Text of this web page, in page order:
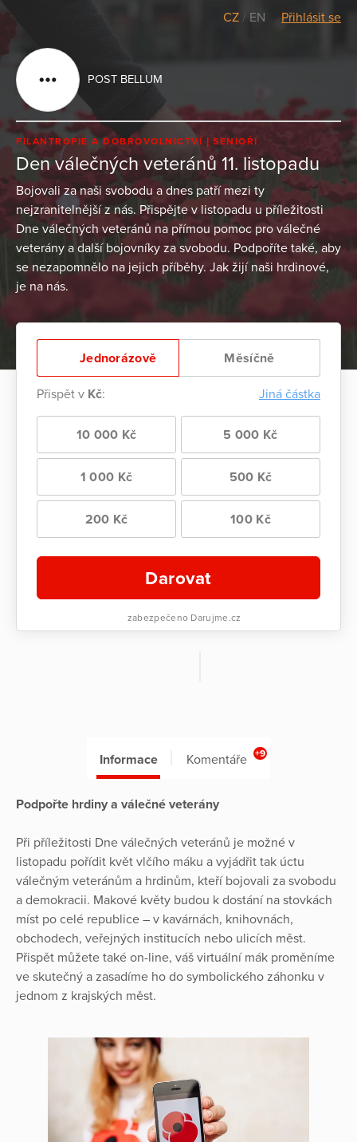
CZ / EN Přihlásit se
POST BELLUM
FILANTROPIE A DOBROVOLNICTVÍ SENIOŘI
Den válečných veteránů 11. listopadu
Bojovali za naši svobodu a dnes patří mezi ty
nejzranitelnější z nás. Přispějte v listopadu u příležitosti
Dne válečných veteránů na přímou pomoc pro válečné
veterány a další bojovníky za svobodu. Podpoříte také, aby
se nezapomnělo na jejich příběhy. Jak žijí naši hrdinové,
je na nás.
Jednorázově Měsíčně
Přispět v Kč: Jiná částka
10 000 Kč 5 000 Kč
1 000 Kč 500 Kč
200 Kč 100 Kč
Darovat
zabezpečeno Darujme.cz
Informace Komentáře +9
Podpořte hrdiny a válečné veterány
Při příležitosti Dne válečných veteránů je možné v
listopadu pořídit květ vlčího máku a vyjádřit tak úctu
válečným veteránům a hrdinům, kteří bojovali za svobodu
a demokracii. Makové květy budou k dostání na stovkách
míst po celé republice – v kavárnách, knihovnách,
obchodech, veřejných institucích nebo ulicích měst.
Přispět můžete také on-line, váš virtuální mák proměníme
ve skutečný a zasadíme ho do symbolického záhonku v
jednom z krajských měst.